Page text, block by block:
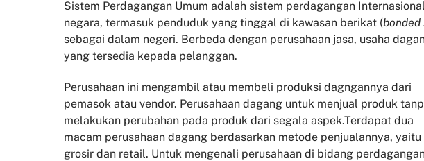
Sistem Perdagangan Umum adalah sistem perdagangan
negara, termasuk penduduk yang tinggal di kawasan berikat (bonded
sebagai dalam negeri. Berbeda dengan perusahaan jasa, usaha
yang tersedia kepada pelanggan.
Perusahaan ini mengambil atau membeli produksi dagngannya dari
pemasok atau vendor. Perusahaan dagang untuk menjual produk
melakukan perubahan pada produk dari segala aspek.Terdapat dua
macam perusahaan dagang berdasarkan metode penjualannya, yaitu
grosir dan retail. Untuk mengenali perusahaan di bidang